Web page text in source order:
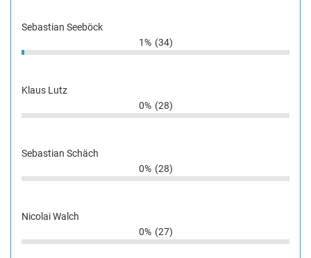
Sebastian Seeböck
1% (34)
Klaus Lutz
0% (28)
Sebastian Schäch
0% (28)
Nicolai Walch
0% (27)